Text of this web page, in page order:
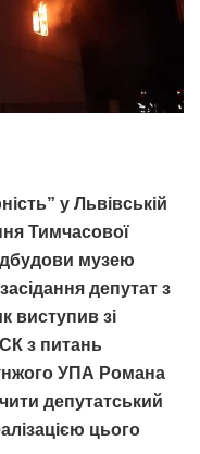
у Львівській
Тимчасової
музею
депутат з
виступив зі
з питань
УПА Романа
депутатський
цього